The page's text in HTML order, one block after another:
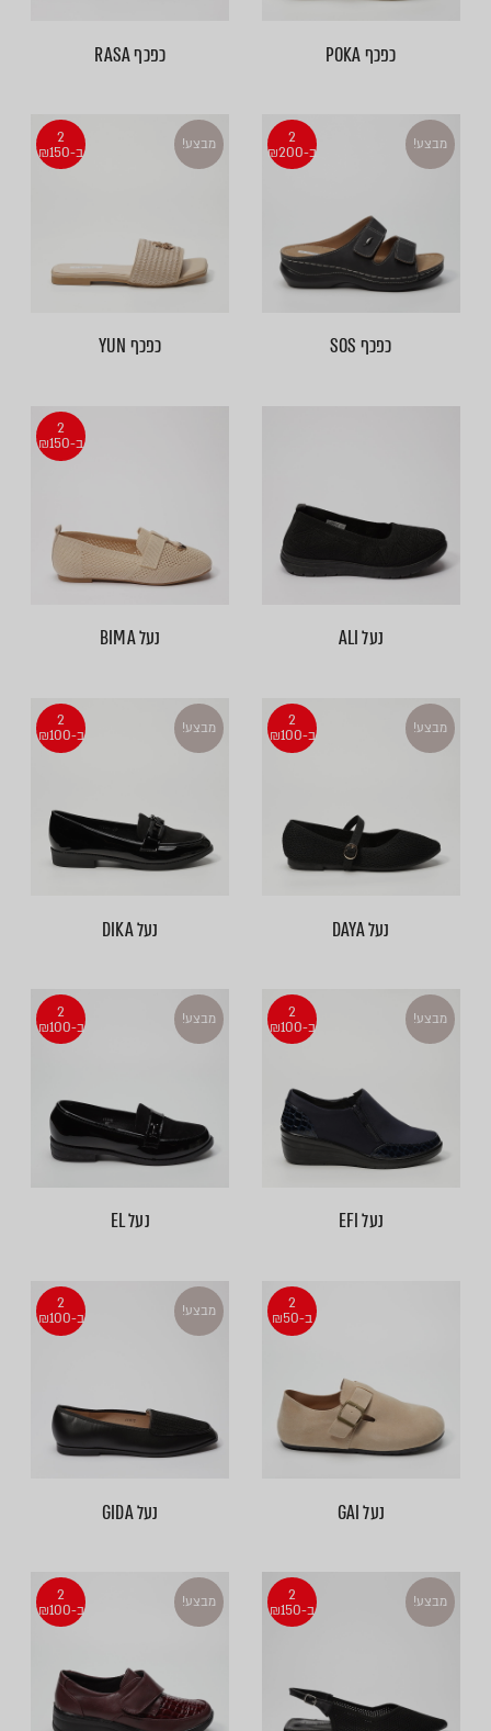
כפכף POKA כפכף RASA
2
ב-₪200
מבצע!
כפכף SOS
2
ב-₪150
מבצע!
כפכף YUN
נעל ALI
2
ב-₪150
נעל BIMA
2
ב-₪100
מבצע!
נעל DAYA
2
ב-₪100
מבצע!
נעל DIKA
2
ב-₪100
מבצע!
נעל EFI
2
ב-₪100
מבצע!
נעל EL
2
ב-₪50
נעל GAI
2
ב-₪100
מבצע!
נעל GIDA
2
ב-₪150
מבצע!
2
ב-₪100
מבצע!